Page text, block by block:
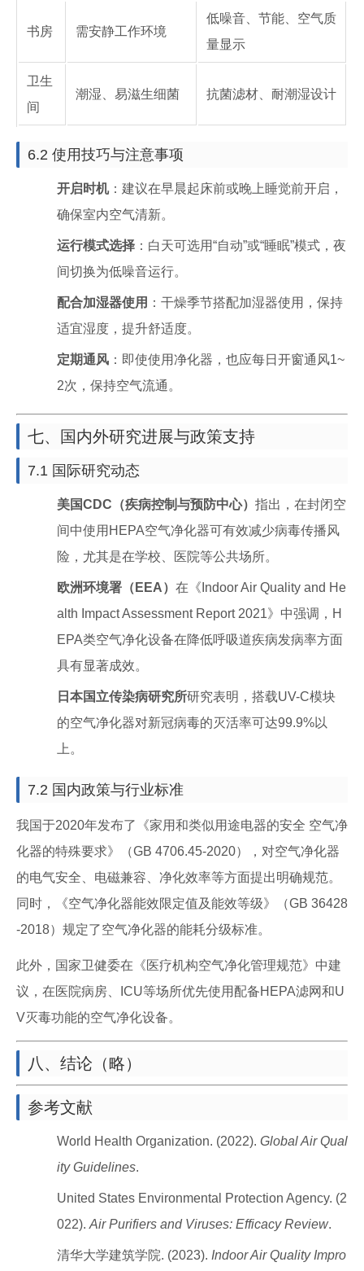
书房 需安静工作环境
低噪音、节能、空气质
量显示
卫生
间
潮湿、易滋生细菌 抗菌滤材、耐潮湿设计
6.2 使用技巧与注意事项
开启时机：建议在早晨起床前或晚上睡觉前开启，
确保室内空气清新。
运行模式选择 ：白天可选用“自动”或“睡眠”模式，夜
间切换为低噪音运行。
配合加湿器使用 ：干燥季节搭配加湿器使用，保持
适宜湿度，提升舒适度。
定期通风 ：即使使用净化器，也应每日开窗通风1~
2次，保持空气流通。
七、国内外研究进展与政策支持
7.1 国际研究动态
美国CDC（疾病控制与预防中心） 指出，在封闭空
间中使用HEPA空气净化器可有效减少病毒传播风
险，尤其是在学校、医院等公共场所。
欧洲环境署（EEA） 在《Indoor Air Quality and He
alth Impact Assessment Report 2021》中强调，H
EPA类空气净化设备在降低呼吸道疾病发病率方面
具有显著成效。
日本国立传染病研究所研究表明，搭载UV-C模块
的空气净化器对新冠病毒的灭活率可达99.9%以
上。
7.2 国内政策与行业标准
我国于2020年发布了《家用和类似用途电器的安全 空气净
化器的特殊要求》（GB 4706.45-2020），对空气净化器
的电气安全、电磁兼容、净化效率等方面提出明确规范。
同时，《空气净化器能效限定值及能效等级》（GB 36428
-2018）规定了空气净化器的能耗分级标准。
此外，国家卫健委在《医疗机构空气净化管理规范》中建
议，在医院病房、ICU等场所优先使用配备HEPA滤网和U
V灭毒功能的空气净化设备。
八、结论（略）
参考文献
World Health Organization. (2022). Global Air Qual
ity Guidelines.
United States Environmental Protection Agency. (2
022). Air Purifiers and Viruses: Efficacy Review.
清华大学建筑学院. (2023). Indoor Air Quality Impro